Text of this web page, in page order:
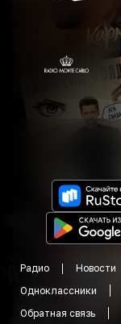
Радио Новости
Одноклассники
Обратная связь